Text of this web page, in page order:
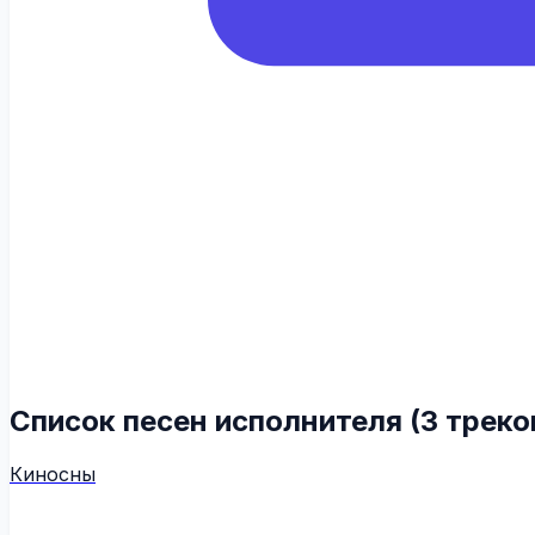
Список песен исполнителя (3
Киносны